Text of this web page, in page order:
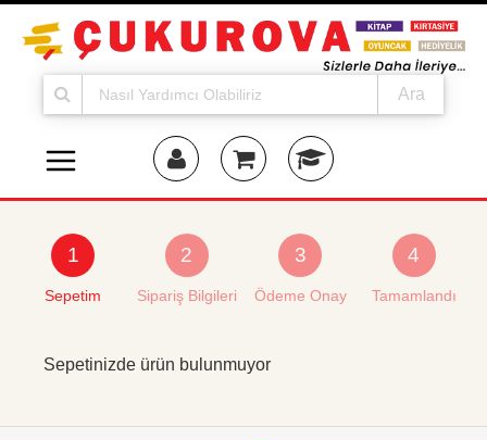
Ara
1
Sepetim
2
Sipariş Bilgileri
3
Ödeme Onay
4
Tamamlandı
Sepetinizde ürün bulunmuyor